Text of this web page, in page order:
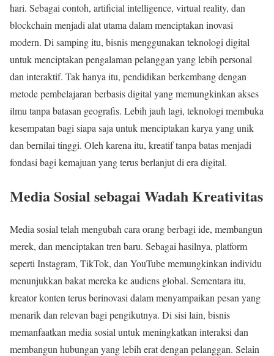
hari. Sebagai contoh, artificial intelligence, virtual reality, dan
blockchain menjadi alat utama dalam menciptakan inovasi
modern. Di samping itu, bisnis menggunakan teknologi digital
untuk menciptakan pengalaman pelanggan yang lebih personal
dan interaktif. Tak hanya itu, pendidikan berkembang dengan
metode pembelajaran berbasis digital yang memungkinkan akses
ilmu tanpa batasan geografis. Lebih jauh lagi, teknologi membuka
kesempatan bagi siapa saja untuk menciptakan karya yang unik
dan bernilai tinggi. Oleh karena itu, kreatif tanpa batas menjadi
fondasi bagi kemajuan yang terus berlanjut di era digital.
Media Sosial sebagai Wadah Kreativitas
Media sosial telah mengubah cara orang berbagi ide, membangun
merek, dan menciptakan tren baru. Sebagai hasilnya, platform
seperti Instagram, TikTok, dan YouTube memungkinkan individu
menunjukkan bakat mereka ke audiens global. Sementara itu,
kreator konten terus berinovasi dalam menyampaikan pesan yang
menarik dan relevan bagi pengikutnya. Di sisi lain, bisnis
memanfaatkan media sosial untuk meningkatkan interaksi dan
membangun hubungan yang lebih erat dengan pelanggan. Selain